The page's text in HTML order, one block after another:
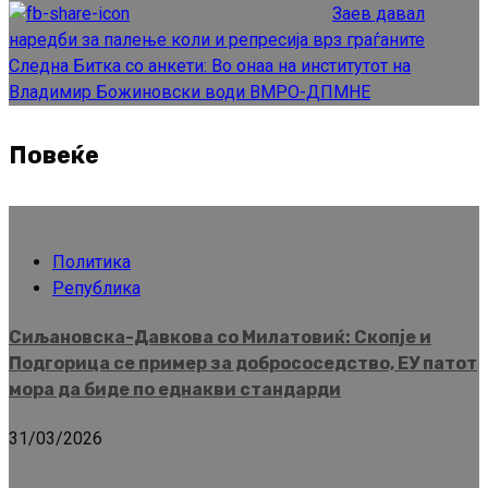
Reading
Заев давал
наредби за палење коли и репресија врз граѓаните
Следна Битка со анкети: Во онаа на институтот на
Владимир Божиновски води ВМРО-ДПМНЕ
Повеќе
Политика
Република
Сиљановска-Давкова со Милатовиќ: Скопје и
Подгорица се пример за добрососедство, ЕУ патот
мора да биде по еднакви стандарди
31/03/2026